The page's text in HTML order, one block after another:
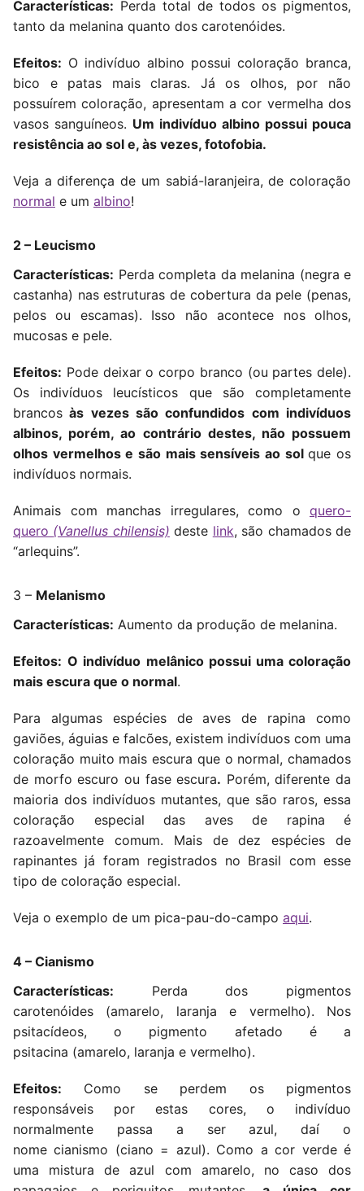
Características: Perda total de todos os pigmentos,
tanto da melanina quanto dos carotenóides.
Efeitos: O indivíduo albino possui coloração branca,
bico e patas mais claras. Já os olhos, por não
possuírem coloração, apresentam a cor vermelha dos
vasos sanguíneos. Um indivíduo albino possui pouca
resistência ao sol e, às vezes, fotofobia.
Veja a diferença de um sabiá-laranjeira, de coloração
normal e um albino!
2 – Leucismo
Características: Perda completa da melanina (negra e
castanha) nas estruturas de cobertura da pele (penas,
pelos ou escamas). Isso não acontece nos olhos,
mucosas e pele.
Efeitos: Pode deixar o corpo branco (ou partes dele).
Os indivíduos leucísticos que são completamente
brancos às vezes são confundidos com indivíduos
albinos, porém, ao contrário destes, não possuem
olhos vermelhos e são mais sensíveis ao solque os
indivíduos normais.
Animais com manchas irregulares, como o quero-
quero (Vanellus chilensis) deste link, são chamados de
“arlequins”.
3 – Melanismo
Características: Aumento da produção de melanina.
Efeitos: O indivíduo melânico possui uma coloração
mais escura que o normal.
Para algumas espécies de aves de rapina como
gaviões, águias e falcões, existem indivíduos com uma
coloração muito mais escura que o normal, chamados
de morfo escuro ou fase escura. Porém, diferente da
maioria dos indivíduos mutantes, que são raros, essa
coloração especial das aves de rapina é
razoavelmente comum. Mais de dez espécies de
rapinantes já foram registrados no Brasil com esse
tipo de coloração especial.
Veja o exemplo de um pica-pau-do-campo aqui.
4 – Cianismo
Características: Perda dos pigmentos
carotenóides (amarelo, laranja e vermelho). Nos
psitacídeos, o pigmento afetado é a
psitacina (amarelo, laranja e vermelho).
Efeitos: Como se perdem os pigmentos
responsáveis por estas cores, o indivíduo
normalmente passa a ser azul, daí o
nome cianismo (ciano = azul). Como a cor verde é
uma mistura de azul com amarelo, no caso dos